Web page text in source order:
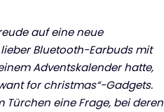
auf eine neue
Bluetooth-Earbuds mit
Adventskalender hatte,
for christmas“-Gadgets.
Türchen eine Frage, bei deren